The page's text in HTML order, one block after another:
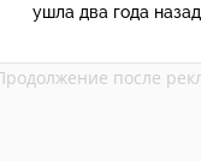
ушла два года назад